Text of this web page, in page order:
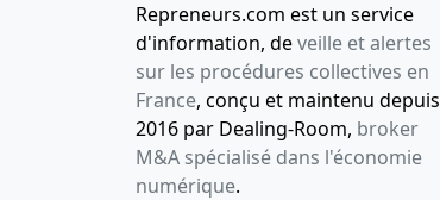
Repreneurs.com est un service
d'information, deveille et alertes
sur les procédures collectives en
France, conçu et maintenu depuis
2016 par Dealing-Room, broker
M&A spécialisé dans l'économie
numérique.